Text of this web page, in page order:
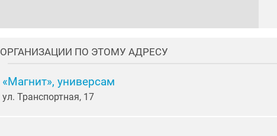
ОРГАНИЗАЦИИ ПО ЭТОМУ АДРЕСУ
«Магнит», универсам
ул. Транспортная, 17